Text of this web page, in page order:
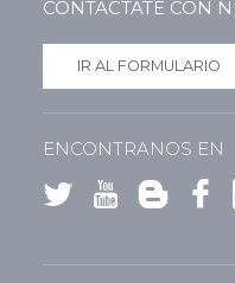
CONTACTATE CON
IR AL FORMULARIO
ENCONTRANOS EN